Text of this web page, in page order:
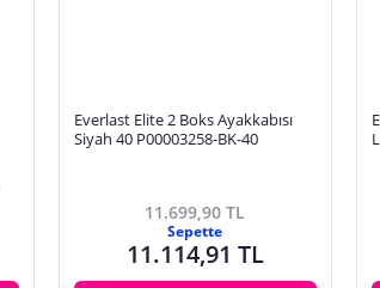
Everlast Elite 2 Boks Ayakkabısı
Siyah 40 P00003258-BK-40
11.699,90 TL
Sepette
11.114,91 TL